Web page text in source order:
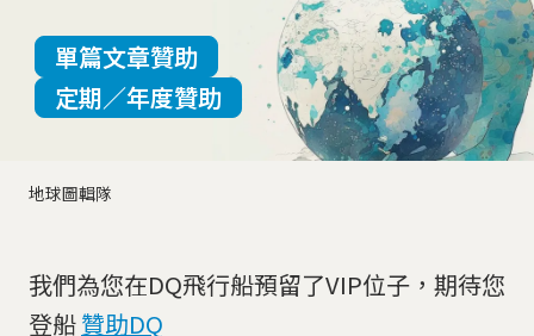
地球圖輯隊
單篇文章贊助
定期／年度贊助
我們為您在DQ飛行船預留了VIP位子，期待您
登船贊助DQ